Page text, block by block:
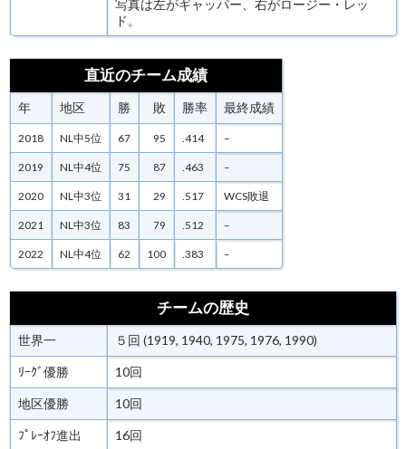
写真は左がギャッパー、右がロージー・レッ
ド。
直近のチーム成績
年 地区 勝 敗 勝率 最終成績
2018 NL中5位 67 95 .414 –
2019 NL中4位 75 87 .463 –
2020 NL中3位 31 29 .517 WCS敗退
2021 NL中3位 83 79 .512 –
2022 NL中4位 62 100 .383 –
チームの歴史
世界一 ５回 (1919, 1940, 1975, 1976, 1990)
ﾘｰｸﾞ優勝 10回
地区優勝 10回
ﾌﾟﾚｰｵﾌ進出 16回